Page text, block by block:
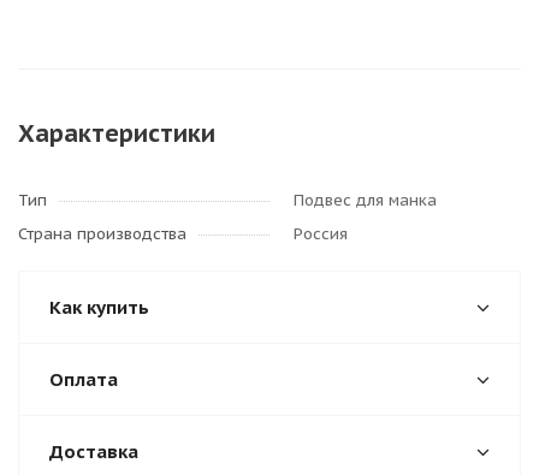
Характеристики
Тип
Подвес для манка
Страна производства
Россия
Как купить
Оплата
Доставка